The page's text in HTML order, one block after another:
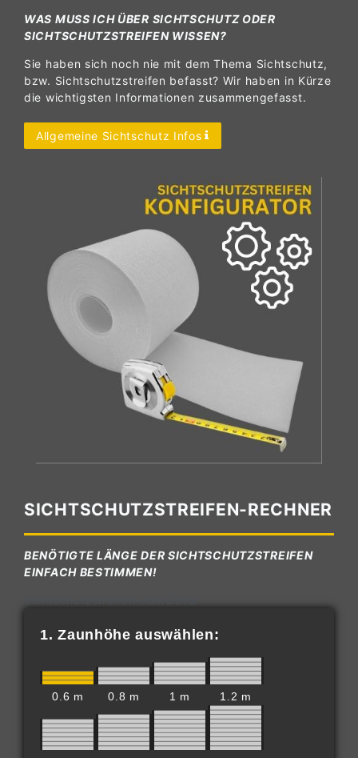
WAS MUSS ICH ÜBER SICHTSCHUTZ ODER
SICHTSCHUTZSTREIFEN WISSEN?
Sie haben sich noch nie mit dem Thema Sichtschutz,
bzw. Sichtschutzstreifen befasst? Wir haben in Kürze
die wichtigsten Informationen zusammengefasst.
Allgemeine Sichtschutz Infos
SICHTSCHUTZSTREIFEN-RECHNER
BENÖTIGTE LÄNGE DER SICHTSCHUTZSTREIFEN
EINFACH BESTIMMEN!
1. Zaunhöhe auswählen:
0.6 m 0.8 m 1 m 1.2 m